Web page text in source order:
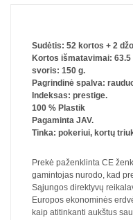
Sudėtis: 52 kortos + 2
Kortos išmatavimai: 63.5
svoris: 150 g.
Pagrindinė spalva:
Indeksas: prestige.
100 % Plastik
Pagaminta JAV.
Tinka: pokeriui, kortų
Prekė paženklinta CE
gamintojas nurodo, kad
Sąjungos direktyvų
Europos ekonominės
kaip atitinkanti aukštus